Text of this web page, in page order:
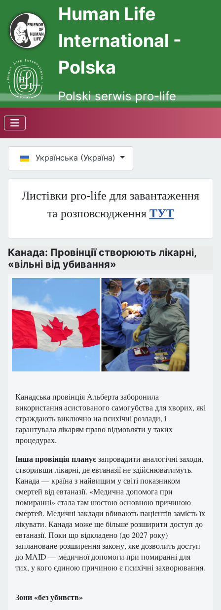
Human Life
International -
Polska
Polski serwis pro-life
Оберіть свою мову
Українська (Україна)
Листівки pro-life для завантаження
та розповсюдження ТУТ
Канада: Провінції створюють лікарні,
«вільні від убивання»
Канадська провінція Альберта заборонила
використання асистованого самогубства для хворих, які
страждають виключно на психічні розлади, і
гарантувала лікарям право відмовляти у таких
процедурах.
Інша провінція плануєзапровадити аналогічні заходи,
створивши лікарні, де евтаназії не здійснюватимуть.
Канада — країна з найвищим у світі показником
смертей від евтаназії. «Медична допомога при
помиранні» стала там шостою основною причиною
смертей. Медичні заклади вбивають пацієнтів замість їх
лікувати. Канада може ще більше розширити доступ до
евтаназії. Поки що відкладено (до 2027 року)
заплановане розширення закону, яке дозволить доступ
до MAID — медичної допомоги при помиранні для
тих, у кого єдиною причиною є психічні захворювання.
Зони «без убивств»